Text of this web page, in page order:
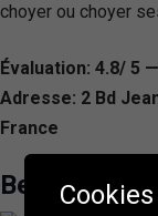
choyer ou choyer
Évaluation: 4.8/ 5
Adresse: 2 Bd
France
Beauty and
Cookies